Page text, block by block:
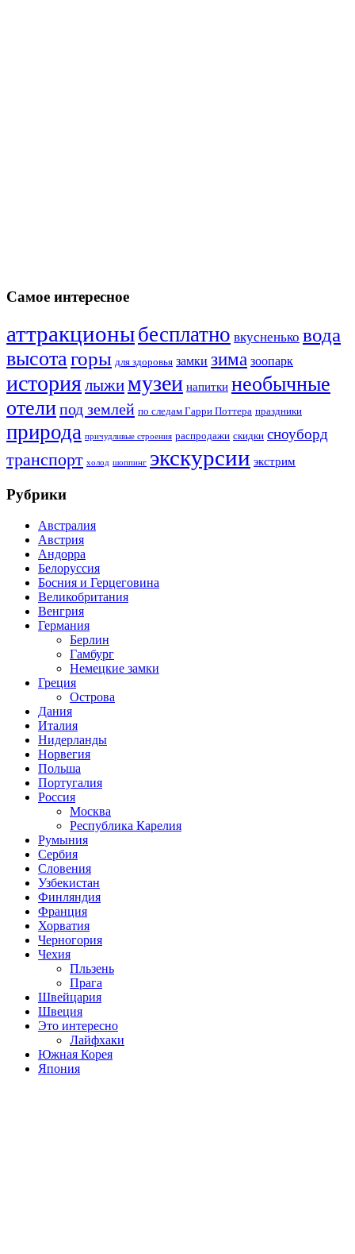
Самое интересное
аттракционыбесплатно вкусненько вода
высотагоры для здоровья замки зима зоопарк
историялыжимузеи напитки необычные
отелипод землей по следам Гарри Поттера праздники
природа причудливые строения распродажи скидки сноуборд
транспорт холод шоппинг экскурсии экстрим
Рубрики
Австралия
Австрия
Андорра
Белоруссия
Босния и Герцеговина
Великобритания
Венгрия
Германия
Берлин
Гамбург
Немецкие замки
Греция
Острова
Дания
Италия
Нидерланды
Норвегия
Польша
Португалия
Россия
Москва
Республика Карелия
Румыния
Сербия
Словения
Узбекистан
Финляндия
Франция
Хорватия
Черногория
Чехия
Пльзень
Прага
Швейцария
Швеция
Это интересно
Лайфхаки
Южная Корея
Япония